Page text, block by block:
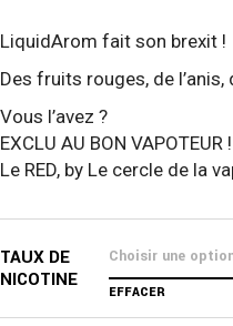
LiquidArom fait son brexit !
Des fruits rouges, de l’anis,
Vous l’avez ?
EXCLU AU BON VAPOTEUR !
Le RED, by Le cercle de la
TAUX DE
NICOTINE
EFFACER